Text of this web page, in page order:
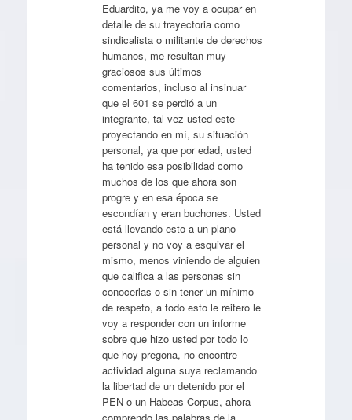
Eduardito, ya me voy a ocupar en
detalle de su trayectoria como
sindicalista o militante de derechos
humanos, me resultan muy
graciosos sus últimos
comentarios, incluso al insinuar
que el 601 se perdió a un
integrante, tal vez usted este
proyectando en mí, su situación
personal, ya que por edad, usted
ha tenido esa posibilidad como
muchos de los que ahora son
progre y en esa época se
escondían y eran buchones. Usted
está llevando esto a un plano
personal y no voy a esquivar el
mismo, menos viniendo de alguien
que califica a las personas sin
conocerlas o sin tener un mínimo
de respeto, a todo esto le reitero le
voy a responder con un informe
sobre que hizo usted por todo lo
que hoy pregona, no encontre
actividad alguna suya reclamando
la libertad de un detenido por el
PEN o un Habeas Corpus, ahora